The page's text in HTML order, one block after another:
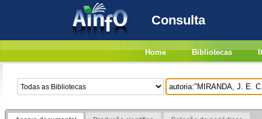
Consulta
Home Bibliotecas